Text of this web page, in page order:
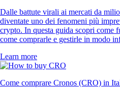
Dalle battute virali ai mercati da
diventate uno dei fenomeni più
crypto. In questa guida scopri come
come comprarle e gestirle in modo
Learn more
Come comprare Cronos (CRO) in